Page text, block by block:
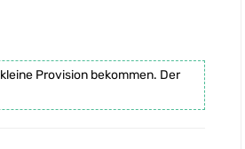
Provision bekommen. Der